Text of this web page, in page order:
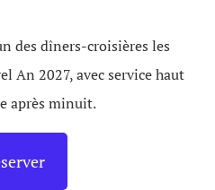
des dîners-croisières les
An 2027, avec service haut
après minuit.